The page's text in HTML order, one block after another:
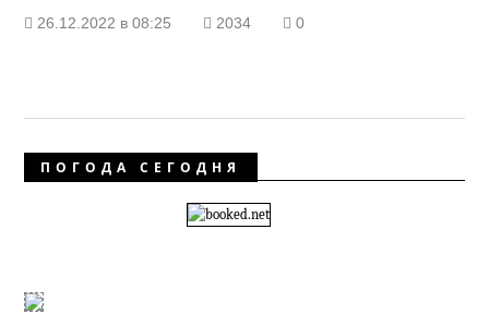
26.12.2022 в 08:25 2034 0
ПОГОДА СЕГОДНЯ